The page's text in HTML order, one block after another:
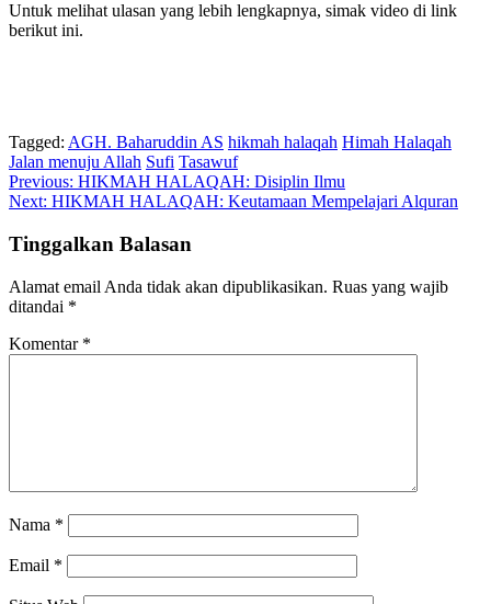
Untuk melihat ulasan yang lebih lengkapnya, simak video di link
berikut ini.
Tagged: AGH. Baharuddin AS hikmah halaqah Himah Halaqah
Jalan menuju Allah Sufi Tasawuf
Navigasi
pos
Previous: HIKMAH HALAQAH: Disiplin Ilmu
Next: HIKMAH HALAQAH: Keutamaan Mempelajari Alquran
Tinggalkan Balasan
Alamat email Anda tidak akan dipublikasikan. Ruas yang wajib
ditandai *
Komentar *
Nama *
Email *